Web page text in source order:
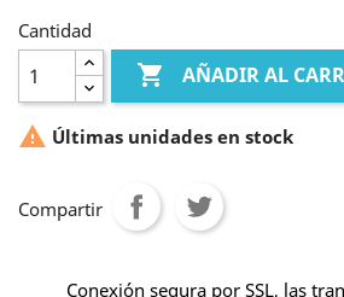
Cantidad
 AÑADIR AL
 Últimas unidades en stock
Compartir
Conexión segura por SSL, las